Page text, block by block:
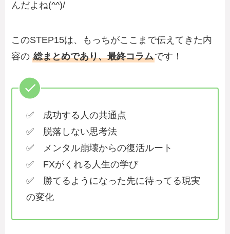
んだよね(^^)/
このSTEP15は、もっちがここまで伝えてきた内
容の総まとめであり、最終コラムです！
✅ 成功する人の共通点
✅ 脱落しない思考法
✅ メンタル崩壊からの復活ルート
✅ FXがくれる人生の学び
✅ 勝てるようになった先に待ってる現実
の変化